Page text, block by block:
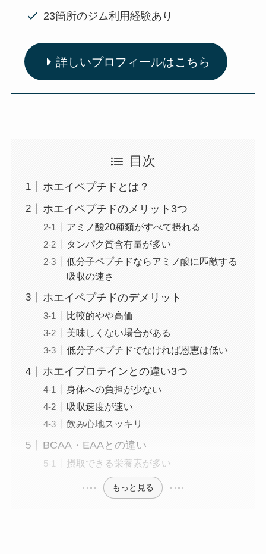
23箇所のジム利用経験あり
詳しいプロフィールはこちら
目次
ホエイペプチドとは？
ホエイペプチドのメリット3つ
アミノ酸20種類がすべて摂れる
タンパク質含有量が多い
低分子ペプチドならアミノ酸に匹敵する
吸収の速さ
ホエイペプチドのデメリット
比較的やや高価
美味しくない場合がある
低分子ペプチドでなければ恩恵は低い
ホエイプロテインとの違い3つ
身体への負担が少ない
吸収速度が速い
飲み心地スッキリ
BCAA・EAAとの違い
摂取できる栄養素が多い
もっと見る